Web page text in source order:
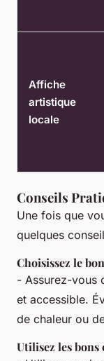
Affiche
artistique
locale
Conseils
Une fois que
quelques
Choisissez le
- Assurez-vous
et accessible.
de chaleur ou
Utilisez les bons